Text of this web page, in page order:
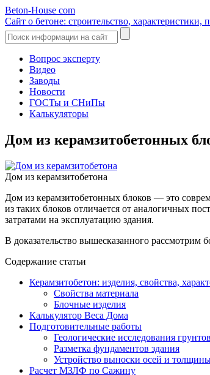
Beton-House com
Сайт о бетоне: строительство,
Вопрос эксперту
Видео
Заводы
Новости
ГОСТы и СНиПы
Калькуляторы
Дом из керамзитобетонных
Дом из керамзитобетона
Дом из керамзитобетонных блоков — это
из таких блоков отличается от аналогичных
затратами на эксплуатацию здания.
В доказательство вышесказанного рассмотрим
Содержание статьи
Керамзитобетон: изделия, свойства,
Свойства материала
Блочные изделия
Калькулятор Веса Дома
Подготовительные работы
Геологические исследования
Разметка фундаментов здания
Устройство выноски осей и
Расчет МЗЛФ по Сажину